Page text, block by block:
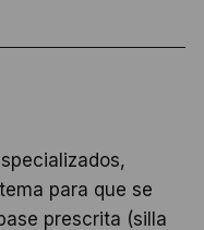
para que se
prescrita (silla